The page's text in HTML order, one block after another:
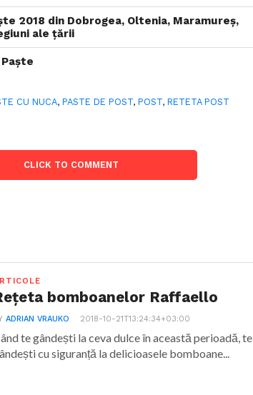
2018 din Dobrogea, Oltenia, Maramureș,
ale țării
CU NUCA,PASTE DE POST,POST,RETETA POST
CLICK TO COMMENT
bomboanelor Raffaello
ADRIAN VRAUKO 2018-10-21T13:24:34+03:00
te gândești la ceva dulce în această perioadă, te
cu siguranță la delicioasele bomboane...